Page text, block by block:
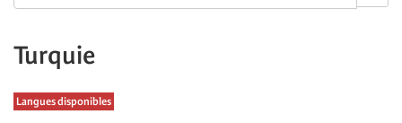
Turquie
Langues disponibles